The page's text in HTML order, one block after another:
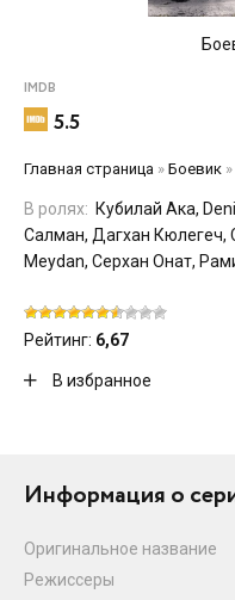
IMDB
5.5
Главная страница » Боевик »
В ролях: Кубилай Ака,
Салман, Дагхан Кюлегеч,
Meydan, Серхан Онат,
Рейтинг: 6,67
В избранное
Информация о
Оригинальное название
Режиссеры